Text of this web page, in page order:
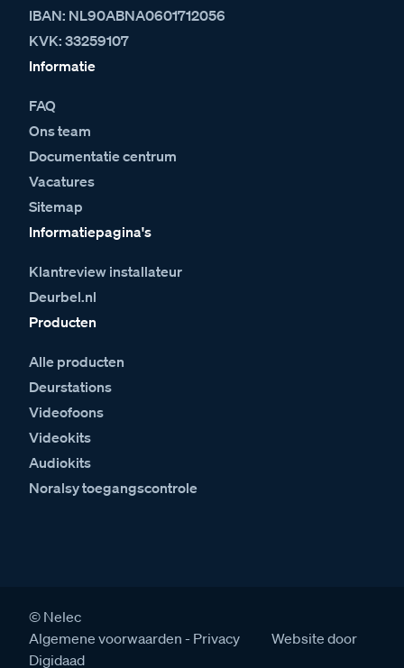
IBAN: NL90ABNA0601712056
KVK: 33259107
Informatie
FAQ
Ons team
Documentatie centrum
Vacatures
Sitemap
Informatiepagina's
Klantreview installateur
Deurbel.nl
Producten
Alle producten
Deurstations
Videofoons
Videokits
Audiokits
Noralsy toegangscontrole
© Nelec
Algemene voorwaarden
Privacy
Website door
Digidaad